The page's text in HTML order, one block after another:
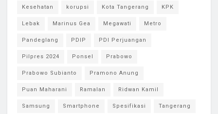
Kesehatan korupsi Kota Tangerang KPK
Lebak Marinus Gea Megawati Metro
Pandeglang PDIP PDI Perjuangan
Pilpres 2024 Ponsel Prabowo
Prabowo Subianto Pramono Anung
Puan Maharani Ramalan Ridwan Kamil
Samsung Smartphone Spesifikasi Tangerang